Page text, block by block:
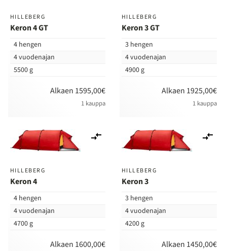
HILLEBERG
Keron 4 GT
4 hengen
4 vuodenajan
5500 g
Alkaen 1595,00€
1 kauppa
HILLEBERG
Keron 3 GT
3 hengen
4 vuodenajan
4900 g
Alkaen 1925,00€
1 kauppa
HILLEBERG
Keron 4
4 hengen
4 vuodenajan
4700 g
Alkaen 1600,00€
vertailuun
HILLEBERG
Keron 3
3 hengen
4 vuodenajan
4200 g
Alkaen 1450,00€